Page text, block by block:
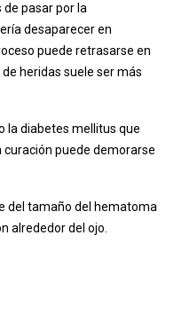
de pasar por la
desaparecer en
puede retrasarse en
heridas suele ser más
la diabetes mellitus que
puede demorarse
del tamaño del hematoma
alrededor del ojo.